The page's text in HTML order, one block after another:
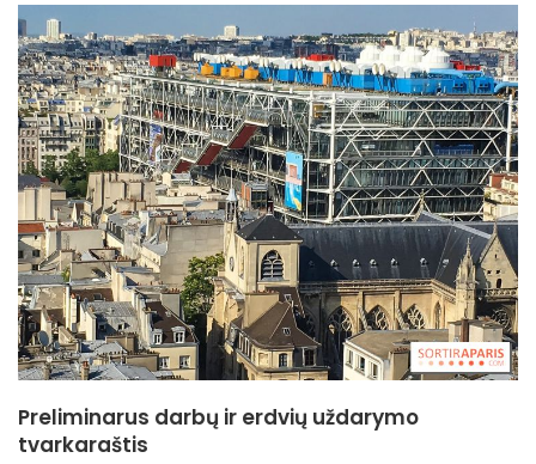
Preliminarus darbų ir erdvių uždarymo
tvarkaraštis